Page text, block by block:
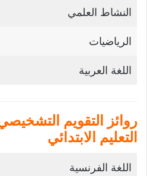
النشاط العلمي
الرياضيات
اللغة العربية
روائز التقويم
التعليم الابتدائي
اللغة الفرنسية